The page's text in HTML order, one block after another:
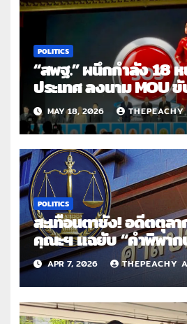
POLITICS
“สพฐ.” ผนึกกำลัง 18
ประเทศ ลงนาม MOU
“โรงเรียนปลอดภัย อุ่น
สร้างสรรค์” เปิดระบบ
SCHOOL ยกระดับคว
ไทย รับมือภัยยุคใหม่ทั้
สุขภาพจิตและภัยออนไ
MAY 18, 2026
POLITICS
สะเทือนตาชั่ง! อดีตตุล
คณะฯ แฉยับ “คำพิพาก
ชื่อคนเกษียณลงนามย้
ศาลอาญาคดีทุจริตฯ-จี้
ปกครองสูงสุดสอบวินั
ประธานฯ
APR 7, 2026 THEPEACHY